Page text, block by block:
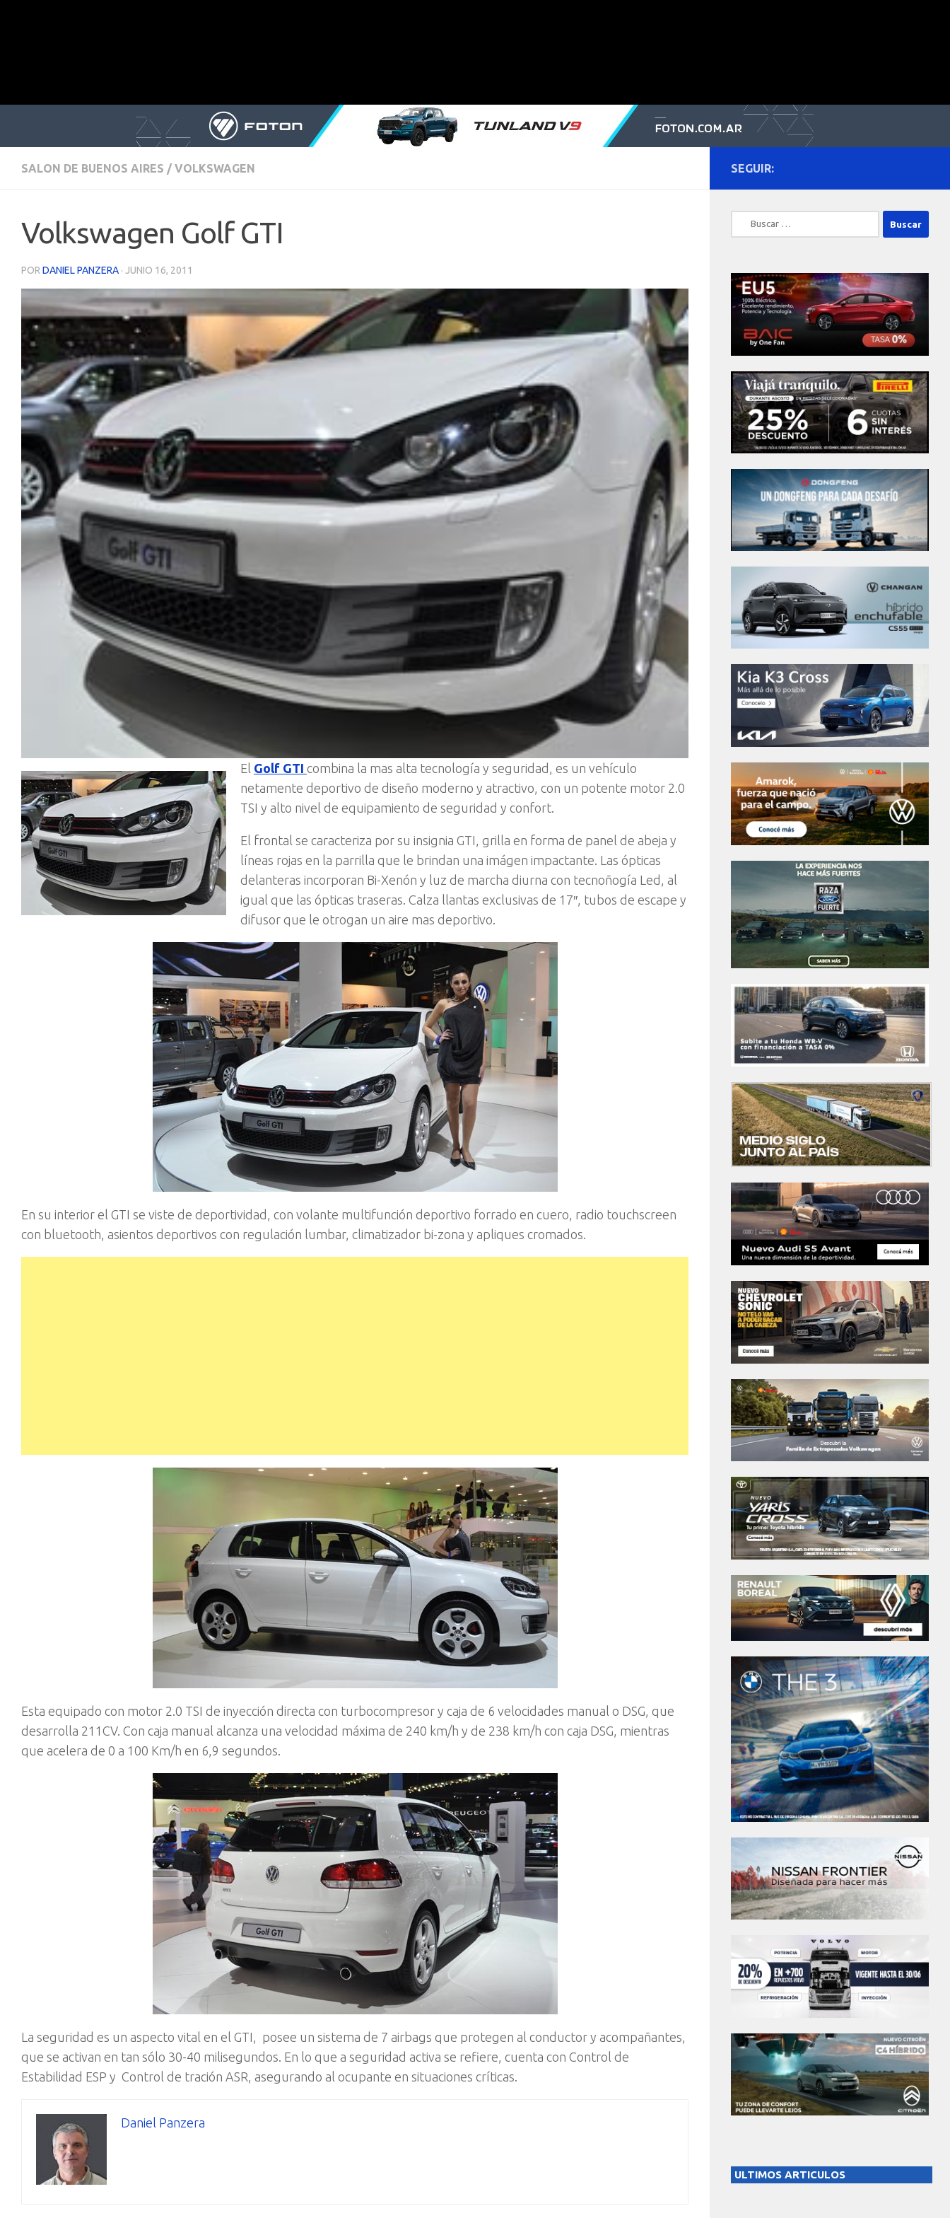
SALON DE BUENOS AIRES / VOLKSWAGEN
Volkswagen Golf GTI
POR DANIEL PANZERA · JUNIO 16, 2011
El Golf GTI combina la mas alta tecnología y seguridad, es un vehículo
netamente deportivo de diseño moderno y atractivo, con un potente motor 2.0
TSI y alto nivel de equipamiento de seguridad y confort.
El frontal se caracteriza por su insignia GTI, grilla en forma de panel de abeja y
líneas rojas en la parrilla que le brindan una imágen impactante. Las ópticas
delanteras incorporan Bi-Xenón y luz de marcha diurna con tecnoñogía Led, al
igual que las ópticas traseras. Calza llantas exclusivas de 17″, tubos de escape y
difusor que le otrogan un aire mas deportivo.
En su interior el GTI se viste de deportividad, con volante multifunción deportivo forrado en cuero, radio touchscreen
con bluetooth, asientos deportivos con regulación lumbar, climatizador bi-zona y apliques cromados.
Esta equipado con motor 2.0 TSI de inyección directa con turbocompresor y caja de 6 velocidades manual o DSG, que
desarrolla 211CV. Con caja manual alcanza una velocidad máxima de 240 km/h y de 238 km/h con caja DSG, mientras
que acelera de 0 a 100 Km/h en 6,9 segundos.
La seguridad es un aspecto vital en el GTI, posee un sistema de 7 airbags que protegen al conductor y acompañantes,
que se activan en tan sólo 30-40 milisegundos. En lo que a seguridad activa se refiere, cuenta con Control de
Estabilidad ESP y Control de tración ASR, asegurando al ocupante en situaciones críticas.
Daniel Panzera
SEGUIR:
Buscar:
ULTIMOS ARTICULOS